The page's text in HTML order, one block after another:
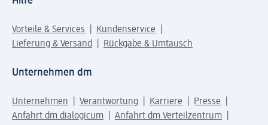
Vorteile & Services
Kundenservice
Lieferung & Versand
Rückgabe & Umtausch
Unternehmen dm
Unternehmen Verantwortung Karriere
Presse
Anfahrt dm dialogicum
Anfahrt dm Verteilzentrum